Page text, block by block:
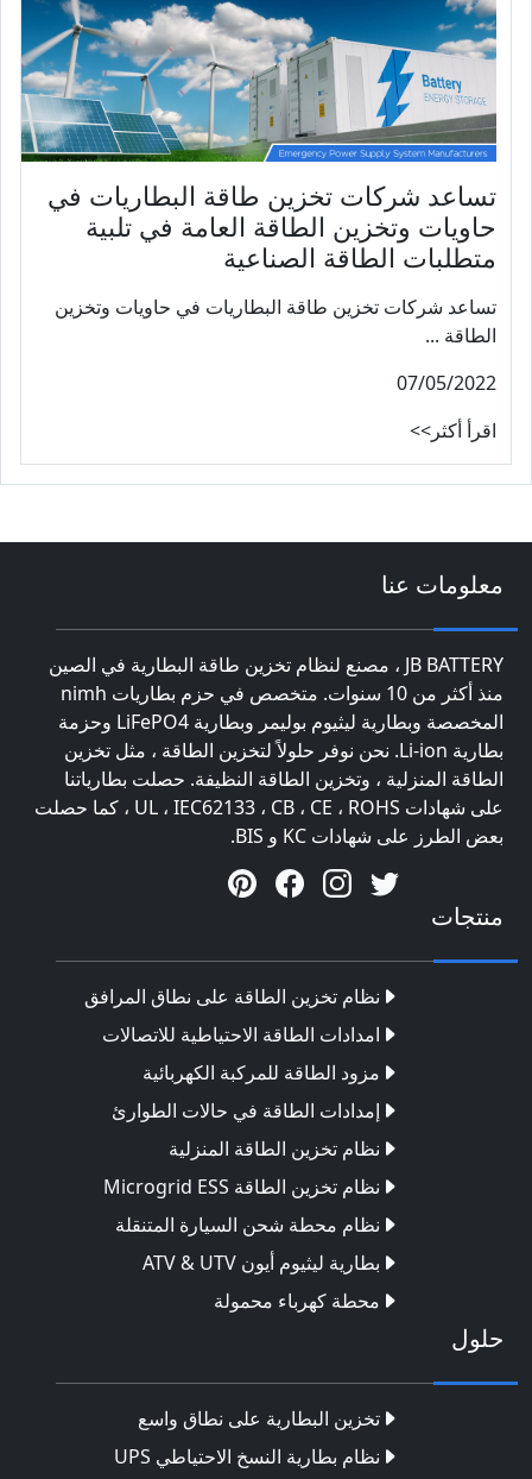
تساعد شركات تخزين طاقة البطاريات في
حاويات وتخزين الطاقة العامة في تلبية
متطلبات الطاقة الصناعية
تساعد شركات تخزين طاقة البطاريات في حاويات وتخزين
الطاقة ...
07/05/2022
اقرأ أكثر>>
معلومات عنا
JB BATTERY ، مصنع لنظام تخزين طاقة البطارية في الصين
منذ أكثر من 10 سنوات. متخصص في حزم بطاريات nimh
المخصصة وبطارية ليثيوم بوليمر وبطارية LiFePO4 وحزمة
بطارية Li-ion. نحن نوفر حلولاً لتخزين الطاقة ، مثل تخزين
الطاقة المنزلية ، وتخزين الطاقة النظيفة. حصلت بطارياتنا
على شهادات UL ، IEC62133 ، CB ، CE ، ROHS ، كما حصلت
بعض الطرز على شهادات KC و BIS.
منتجات
نظام تخزين الطاقة على نطاق المرافق
امدادات الطاقة الاحتياطية للاتصالات
مزود الطاقة للمركبة الكهربائية
إمدادات الطاقة في حالات الطوارئ
نظام تخزين الطاقة المنزلية
نظام تخزين الطاقة Microgrid ESS
نظام محطة شحن السيارة المتنقلة
بطارية ليثيوم أيون ATV & UTV
محطة كهرباء محمولة
حلول
تخزين البطارية على نطاق واسع
نظام بطارية النسخ الاحتياطي UPS